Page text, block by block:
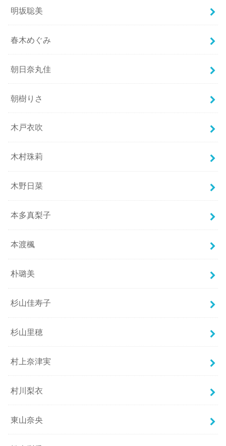
明坂聡美
春木めぐみ
朝日奈丸佳
朝樹りさ
木戸衣吹
木村珠莉
木野日菜
本多真梨子
本渡楓
朴璐美
杉山佳寿子
杉山里穂
村上奈津実
村川梨衣
東山奈央